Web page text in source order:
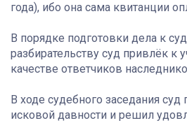
года), ибо она сама квитанции
В порядке подготовки дела к
разбирательству суд привлёк к
качестве ответчиков
В ходе судебного заседания
исковой давности и решил